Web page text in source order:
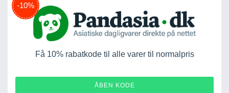
-10%
Få 10% rabatkode til alle varer til normalpris
ÅBEN KODE